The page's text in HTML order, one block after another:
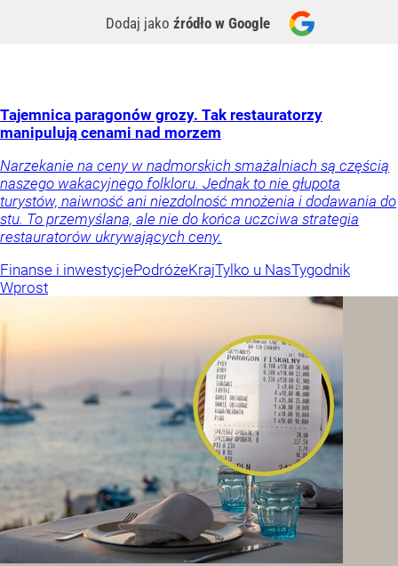
Dodaj jako źródło w Google
Tajemnica paragonów grozy. Tak restauratorzy
manipulują cenami nad morzem
Narzekanie na ceny w nadmorskich smażalniach są częścią
naszego wakacyjnego folkloru. Jednak to nie głupota
turystów, naiwność ani niezdolność mnożenia i dodawania do
stu. To przemyślana, ale nie do końca uczciwa strategia
restauratorów ukrywających ceny.
Finanse i inwestycjePodróżeKrajTylko u NasTygodnik
Wprost